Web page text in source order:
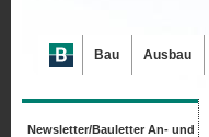
Newsletter/Bauletter An- und
Bau Ausbau